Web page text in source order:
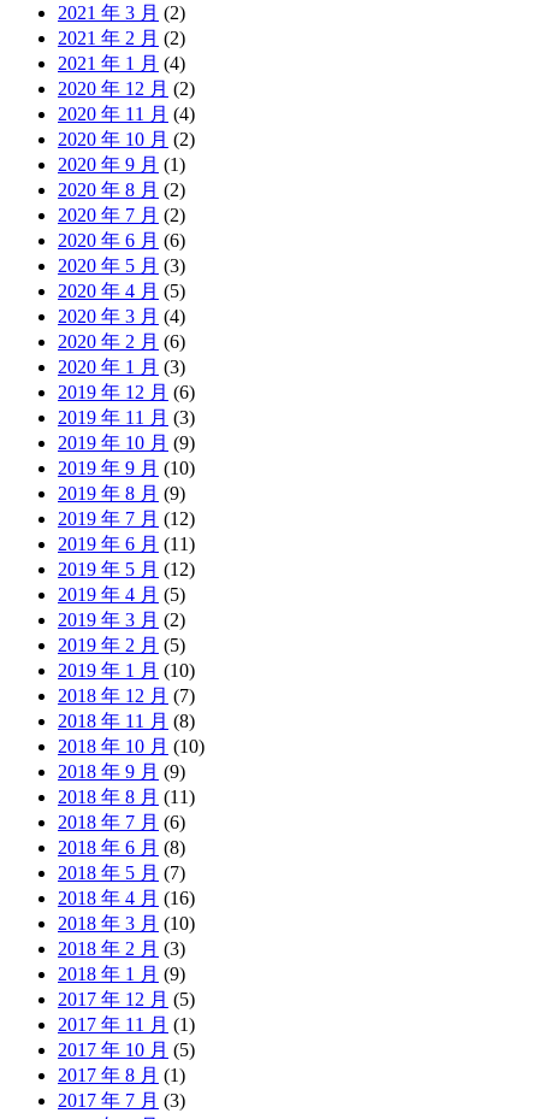
2021 年 3 月 (2)
2021 年 2 月 (2)
2021 年 1 月 (4)
2020 年 12 月 (2)
2020 年 11 月 (4)
2020 年 10 月 (2)
2020 年 9 月 (1)
2020 年 8 月 (2)
2020 年 7 月 (2)
2020 年 6 月 (6)
2020 年 5 月 (3)
2020 年 4 月 (5)
2020 年 3 月 (4)
2020 年 2 月 (6)
2020 年 1 月 (3)
2019 年 12 月 (6)
2019 年 11 月 (3)
2019 年 10 月 (9)
2019 年 9 月 (10)
2019 年 8 月 (9)
2019 年 7 月 (12)
2019 年 6 月 (11)
2019 年 5 月 (12)
2019 年 4 月 (5)
2019 年 3 月 (2)
2019 年 2 月 (5)
2019 年 1 月 (10)
2018 年 12 月 (7)
2018 年 11 月 (8)
2018 年 10 月 (10)
2018 年 9 月 (9)
2018 年 8 月 (11)
2018 年 7 月 (6)
2018 年 6 月 (8)
2018 年 5 月 (7)
2018 年 4 月 (16)
2018 年 3 月 (10)
2018 年 2 月 (3)
2018 年 1 月 (9)
2017 年 12 月 (5)
2017 年 11 月 (1)
2017 年 10 月 (5)
2017 年 8 月 (1)
2017 年 7 月 (3)